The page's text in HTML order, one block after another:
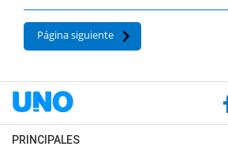
Página siguiente
PRINCIPALES